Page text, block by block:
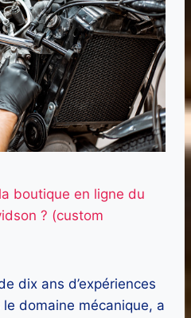
boutique en ligne du
? (custom
dix ans d’expériences
domaine mécanique, a